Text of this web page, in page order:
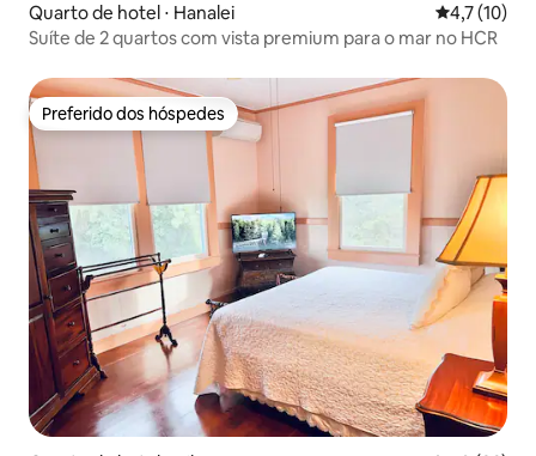
Quarto de hotel ⋅ Hanalei 4,7 de uma
4,7 (10)
Suíte de 2 quartos com vista premium para o mar no HCR
Preferido dos hóspedes
Preferido dos hóspedes